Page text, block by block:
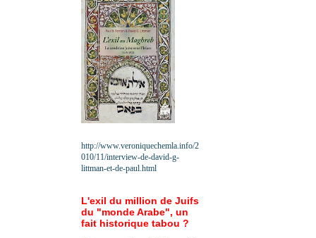
http://www.veroniquechemla.info/2
010/11/interview-de-david-g-
littman-et-de-paul.html
L'exil du million de Juifs
du "monde Arabe", un
fait historique tabou ?